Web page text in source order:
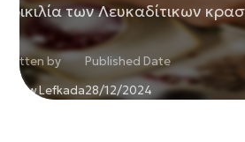
ποικιλία των Λευκαδίτικων
Written by
Follow Lefkada
Published Date
28/12/2024